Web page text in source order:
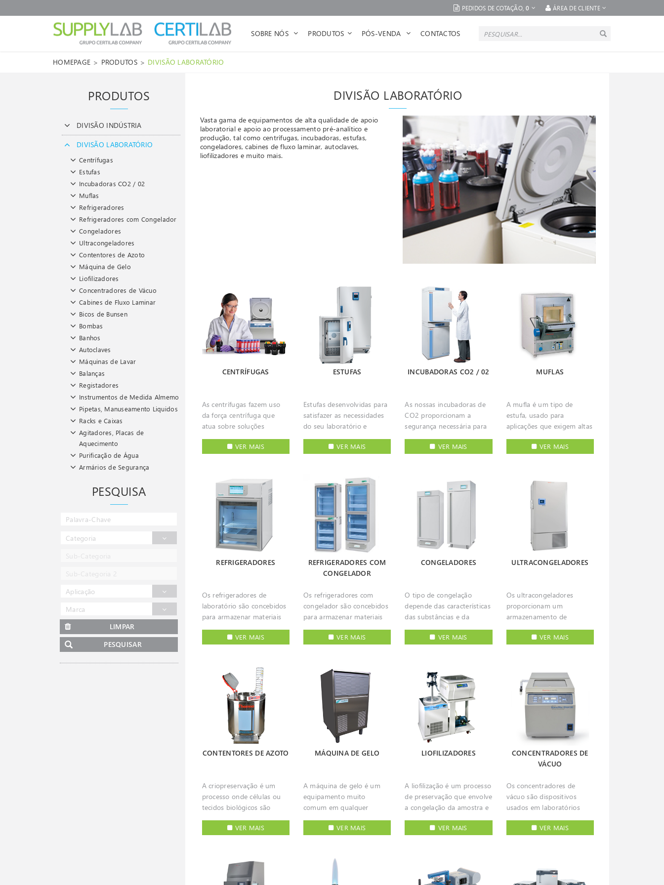
PEDIDOS DE COTAÇÃO,0 ÁREA DE CLIENTE
SOBRE NÓS PRODUTOS PÓS-VENDA CONTACTOS
HOMEPAGE > PRODUTOS > DIVISÃO LABORATÓRIO
PRODUTOS
DIVISÃO INDÚSTRIA
DIVISÃO LABORATÓRIO
Centrífugas
Estufas
Incubadoras CO2 / 02
Muflas
Refrigeradores
Refrigeradores com Congelador
Congeladores
Ultracongeladores
Contentores de Azoto
Máquina de Gelo
Liofilizadores
Concentradores de Vácuo
Cabines de Fluxo Laminar
Bicos de Bunsen
Bombas
Banhos
Autoclaves
Máquinas de Lavar
Balanças
Registadores
Instrumentos de Medida Almemo
Pipetas, Manuseamento Liquidos
Racks e Caixas
Agitadores, Placas de
Aquecimento
Purificação de Água
Armários de Segurança
PESQUISA
Categoria
Aplicação
Marca
LIMPAR
PESQUISAR
DIVISÃO LABORATÓRIO
Vasta gama de equipamentos de alta qualidade de apoio
laboratorial e apoio ao processamento pré-analítico e
produção, tal como centrífugas, incubadoras, estufas,
congeladores, cabines de fluxo laminar, autoclaves,
liofilizadores e muito mais.
CENTRÍFUGAS
As centrífugas fazem uso
da força centrífuga que
atua sobre soluções
durante o movimento de
rotação para separar os
sedimentação e podem
assumir a forma de
bancada ou de chão. Estas
centrífugas podem ser
usadas em diversas
aplicações tais como
farmácia, biologia,
qualidade e para fins de
produção. Desde as
microcentrífugas aos
instrumentos de bancada,
até aos mais avançados
oferecem uma qualidade
excecional para a obtenção
de resultados reprodutíveis.
Os melhores resultados são
obtidos com estes
instrumentos:
VER MAIS
ESTUFAS
Estufas desenvolvidas para
satisfazer as necessidades
do seu laboratório e
construídas para
proporcionar anos de
Equipamento de alta
precisão para assegurar
operações fiáveis e seguras
em ambientes de trabalho
diferentes. O equipamento
de aquecimento de
laboratório possui várias
desenvolvidas para as mais
diversas aplicações e níveis
soluções específicas de
máxima precisão para
incubação, com ou sem
refrigeração ou agitação,
opções alargadas de
de temperatura, várias
configurações de estufas de
vácuo para secagem de
materiais sensíveis ao calor
ou solventes inflamáveis.
VER MAIS
INCUBADORAS CO2 / 02
As nossas incubadoras de
CO2 proporcionam a
segurança necessária para
um ambiente de trabalho
tranquilo. Oferecem
melhores condições para o
crescimento das suas
culturas. Poupam tempo e
incubadoras de CO2 e nos
acessórios para cultura
Heraeus, reconhecendo o
contaminações. Uma ampla
gama de tamanhos e
tecnologias que,
combinados com soluções
preventivas, oferecem
resultados são obtidos com
estes instrumentos:
VER MAIS
MUFLAS
A mufla é um tipo de
estufa, usado para
aplicações que exigem altas
temperaturas, muito
comum em laboratórios de
processos com
Tratando-se de
deve conciliar desempenho
preciso e reprodutível,
recuperação de calor e uma
gama diversa de soluções,
para fins laboratoriais ou
industriais, através de
acessórios e controladores
opcionais permitindo
dos ensaios e aos mais
elevados níveis de
segurança e controlo.
VER MAIS
REFRIGERADORES
Os refrigeradores de
laboratório são concebidos
para armazenar materiais
sensíveis que exigem uma
temperatura constante e
estes equipamentos são
construídos para
corresponderem aos mais
elevados graus de exigência
relativamente à
uniformidade e precisão da
temperatura. As fubções
para proteção de amostras
incluem avançados
diversos modelos e opções
tais como, porta opaca ou
de vidro, 1 ou 2 portas,
prateleiras, gavetas e rodas.
Estes refrigeradores podem
industriais ou científicas.
VER MAIS
REFRIGERADORES COM
CONGELADOR
Os refrigeradores com
congelador são concebidos
para armazenar materiais
sensíveis que exigem uma
temperatura constante e
incluem avançados
sistemas de controlo e
alarme. Estes equipamentos
permitem armazenar as
amostras tanto na zona de
refrigerador como em
congelador que se
encontram a diferentes
temperaturas numa única
usado por dois
equipamentos diferentes.
Podem ser usados em
diversas aplicações, sejam
clínicas, industriais ou
VER MAIS
CONGELADORES
O tipo de congelação
depende das características
das substâncias e da
duração prevista de
armazenamento.
temperatura de -86º C
permitem uma
manipulação fácil e segura
das amostras e são a
melhor escolha, desde que
o armazenamento em
azoto líquido não seja
DNA, RNA, preparação de
armazenadas no
congelador sem sofrer
alterações estruturais. É
importante que os
congeladores funcionem
congeladores verticais e
VER MAIS
ULTRACONGELADORES
Os ultracongeladores
proporcionam um
armazenamento de
amostras versátil e de
confiança, combinando
sistemas rigorosos de
controlo e alarme. Possuem
todas as funcionalidades
para a proteção de
amostras. Tanto os
ultracongeladores verticais
com os horizontais estão
tamanhos numa gama
completa de soluções para
temperaturas negativas,
desde os -80ºC até aos
-150ºC. Estes
ultracongeladores
salvaguardam a segurança
de tecnologia avançada,
máxima recuperação de
VER MAIS
CONTENTORES DE AZOTO
A criopreservação é um
processo onde células ou
tecidos biológicos são
preservados através do
congelamento a
ponto de ebulição do
nitrogénio líquido). Os
VER MAIS
MÁQUINA DE GELO
A máquina de gelo é um
equipamento muito
comum em qualquer
laboratório respondendo à
necessidade de manter as
enquanto se realizam
experiências e testes. A
VER MAIS
LIOFILIZADORES
A liofilização é um processo
de preservação que envolve
a congelação da amostra e
redução da pressão
circundante de forma a
envolvendo exposição
VER MAIS
CONCENTRADORES DE
VÁCUO
Os concentradores de
vácuo são dispositivos
usados em laboratórios
químicos e bioquímicos.
Utilizam uma combinação
voláteis. O calor aplicado
VER MAIS